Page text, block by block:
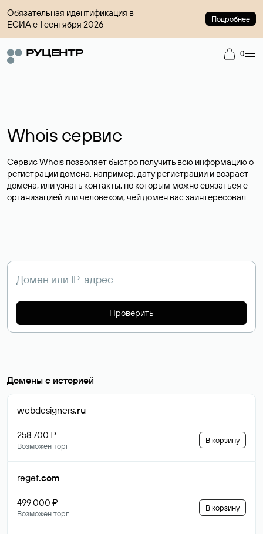
Обязательная идентификация в
ЕСИА с 1 сентября 2026
Подробнее
0
Whois сервис
Сервис Whois позволяет быстро получить всю информацию о
регистрации домена, например, дату регистрации и возраст
домена, или узнать контакты, по которым можно связаться с
организацией или человеком, чей домен вас заинтересовал.
Проверить
Домены с историей
webdesigners.ru
258 700 ₽
Возможен торг
В корзину
reget.com
499 000 ₽
Возможен торг
В корзину